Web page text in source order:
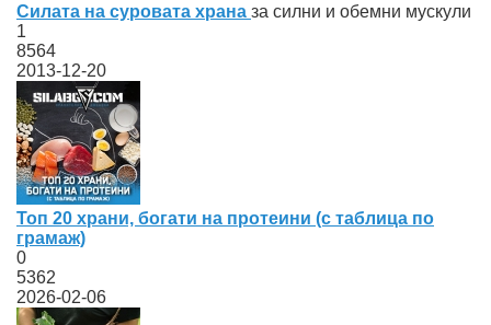
Силата на суровата храна за силни и обемни мускули
1
8564
2013-12-20
Топ 20 храни, богати на протеини (с таблица по
грамаж)
0
5362
2026-02-06